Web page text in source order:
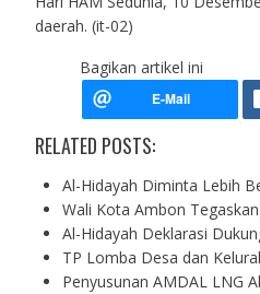
daerah. (it-02)
Bagikan artikel ini
RELATED POSTS:
Al-Hidayah Diminta Lebih
Wali Kota Ambon
Al-Hidayah Deklarasi
TP Lomba Desa dan
Penyusunan AMDAL LNG